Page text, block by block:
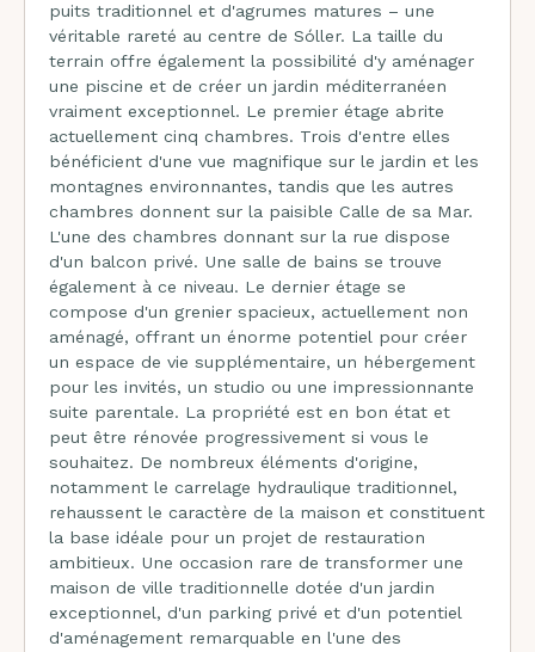
puits traditionnel et d'agrumes matures – une
véritable rareté au centre de Sóller. La taille du
terrain offre également la possibilité d'y aménager
une piscine et de créer un jardin méditerranéen
vraiment exceptionnel. Le premier étage abrite
actuellement cinq chambres. Trois d'entre elles
bénéficient d'une vue magnifique sur le jardin et les
montagnes environnantes, tandis que les autres
chambres donnent sur la paisible Calle de sa Mar.
L'une des chambres donnant sur la rue dispose
d'un balcon privé. Une salle de bains se trouve
également à ce niveau. Le dernier étage se
compose d'un grenier spacieux, actuellement non
aménagé, offrant un énorme potentiel pour créer
un espace de vie supplémentaire, un hébergement
pour les invités, un studio ou une impressionnante
suite parentale. La propriété est en bon état et
peut être rénovée progressivement si vous le
souhaitez. De nombreux éléments d'origine,
notamment le carrelage hydraulique traditionnel,
rehaussent le caractère de la maison et constituent
la base idéale pour un projet de restauration
ambitieux. Une occasion rare de transformer une
maison de ville traditionnelle dotée d'un jardin
exceptionnel, d'un parking privé et d'un potentiel
d'aménagement remarquable en l'une des